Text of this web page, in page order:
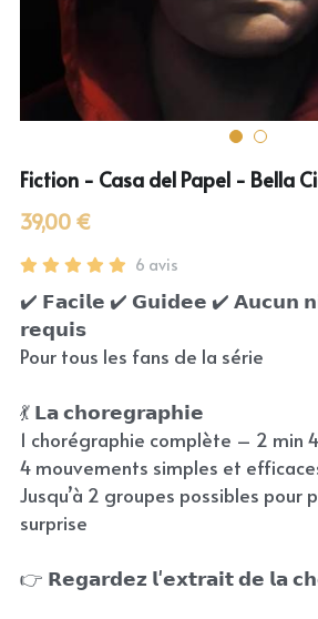
Fiction - Casa del Papel - Bella
39,00 €
6 avis
✔️ 𝗙𝗮𝗰𝗶𝗹𝗲 ✔️ 𝗚𝘂𝗶𝗱𝗲𝗲 ✔️ 𝗔𝘂𝗰𝘂𝗻
𝗿𝗲𝗾𝘂𝗶𝘀
Pour tous les fans de la série
💃 𝗟𝗮 𝗰𝗵𝗼𝗿𝗲𝗴𝗿𝗮𝗽𝗵𝗶𝗲
1 chorégraphie complète – 2 min
4 mouvements simples et
Jusqu’à 2 groupes possibles pour
surprise
👉 𝗥𝗲𝗴𝗮𝗿𝗱𝗲𝘇 𝗹'𝗲𝘅𝘁𝗿𝗮𝗶𝘁 𝗱𝗲 𝗹𝗮